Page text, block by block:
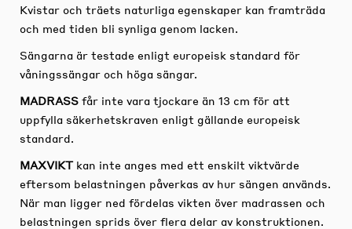
Kvistar och träets naturliga egenskaper kan framträda
och med tiden bli synliga genom lacken.
Sängarna är testade enligt europeisk standard för
våningssängar och höga sängar.
MADRASS får inte vara tjockare än 13 cm för att
uppfylla säkerhetskraven enligt gällande europeisk
standard.
MAXVIKT kan inte anges med ett enskilt viktvärde
eftersom belastningen påverkas av hur sängen används.
När man ligger ned fördelas vikten över madrassen och
belastningen sprids över flera delar av konstruktionen.